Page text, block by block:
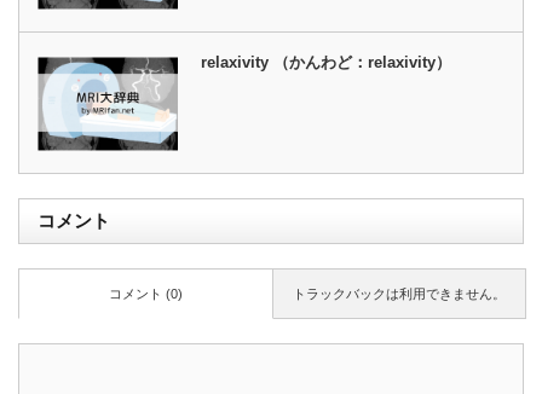
relaxivity （かんわど：relaxivity）
コメント
トラックバックは利用できません。
コメント (0)